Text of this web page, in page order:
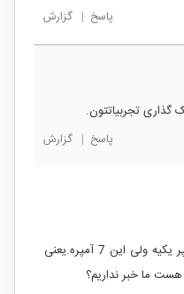
پاسخ | گزارش
گذاری تجربیاتتون.
پاسخ | گزارش
از لحاظ قیمت با باتری خارجی 9 آمپر یکیه ولی این 7 آمپره.یعنی
هست ما خبر نداریم؟